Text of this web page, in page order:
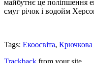
майбутнє це поліпшення
смуг річок і водойм
Tags: Екоосвіта, Крючкова
Trackback from your site.